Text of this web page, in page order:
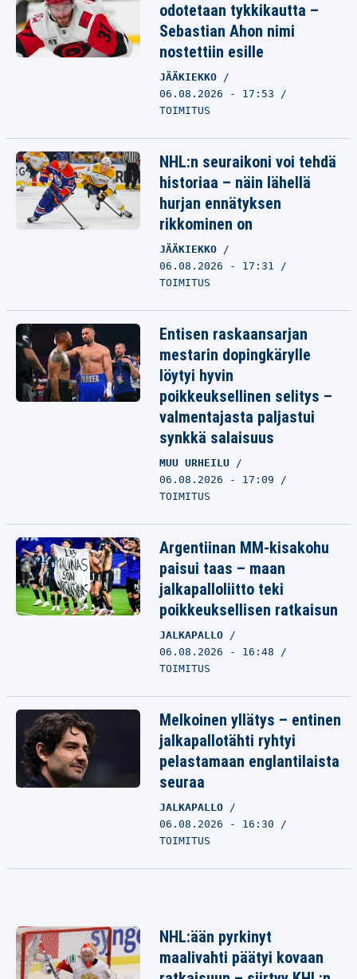
odotetaan tykkikautta –
Sebastian Ahon nimi
nostettiin esille
JÄÄKIEKKO
06.08.2026 - 17:53
TOIMITUS
NHL:n seuraikoni voi tehdä
historiaa – näin lähellä
hurjan ennätyksen
rikkominen on
JÄÄKIEKKO
06.08.2026 - 17:31
TOIMITUS
Entisen raskaansarjan
mestarin dopingkärylle
löytyi hyvin
poikkeuksellinen selitys –
valmentajasta paljastui
synkkä salaisuus
MUU URHEILU
06.08.2026 - 17:09
TOIMITUS
Argentiinan MM-kisakohu
paisui taas – maan
jalkapalloliitto teki
poikkeuksellisen ratkaisun
JALKAPALLO
06.08.2026 - 16:48
TOIMITUS
Melkoinen yllätys – entinen
jalkapallotähti ryhtyi
pelastamaan englantilaista
seuraa
JALKAPALLO
06.08.2026 - 16:30
TOIMITUS
NHL:ään pyrkinyt
maalivahti päätyi kovaan